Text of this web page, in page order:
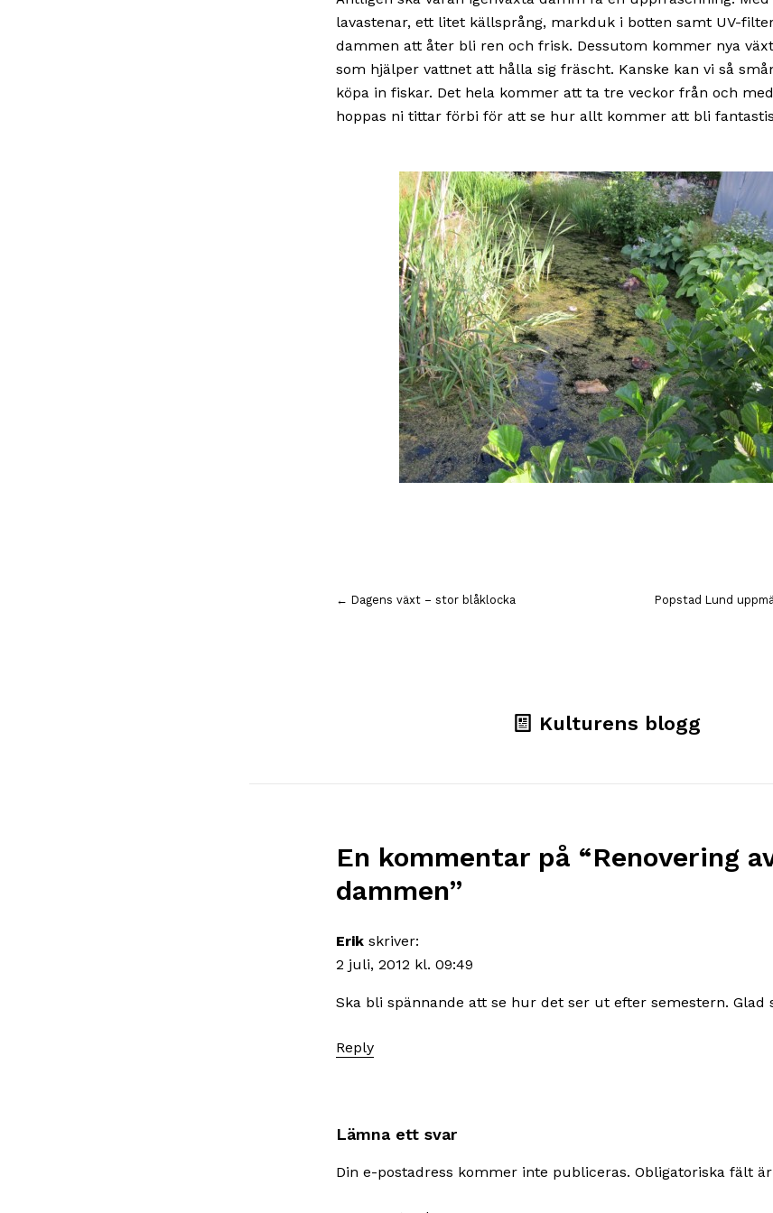
lavastenar, ett litet källsprång, markduk i botten samt UV-
dammen att åter bli ren och frisk. Dessutom kommer nya
som hjälper vattnet att hålla sig fräscht. Kanske kan vi så
köpa in fiskar. Det hela kommer att ta tre veckor från och
hoppas ni tittar förbi för att se hur allt kommer att bli
← Dagens växt – stor blåklocka
Popstad Lund
Kulturens blogg
En kommentar på “Renovering
dammen”
Erik skriver:
2 juli, 2012 kl. 09:49
Ska bli spännande att se hur det ser ut efter semestern. Glad
Reply
Lämna ett svar
Din e-postadress kommer inte publiceras. Obligatoriska fält